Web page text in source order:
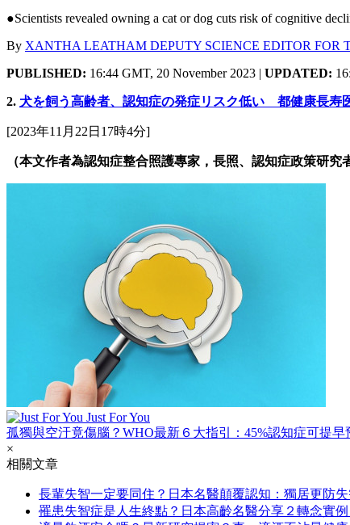
●Scientists revealed owning a cat or dog cuts risk of cognitive
By XANTHA LEATHAM DEPUTY SCIENCE EDITOR FOR
PUBLISHED: 16:44 GMT, 20 November 2023 | UPDATED:
2. 犬を飼う高齢者、認知症の発症リスク低い 都健康長寿
[2023年11月22日17時4分]
（本文作者為認知症整合照護專家，長照、認知症政策研究
Just For You
孤獨與空汙竟傷腦？WHO最新６大指引：45%認知症可提早
×
相關文章
長輩失智一定要同住？日本名醫顛覆認知：獨居更防
罹患失智症是人生終點？日本高齡名醫分享２轉念實